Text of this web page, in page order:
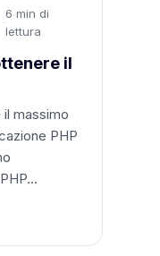
·
6 min di
lettura
il
massimo
PHP